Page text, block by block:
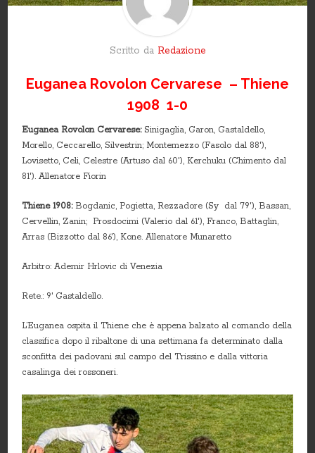
Scritto da Redazione
Euganea Rovolon Cervarese – Thiene
1908 1-0
Euganea Rovolon Cervarese:Sinigaglia, Garon, Gastaldello,
Morello, Ceccarello, Silvestrin; Montemezzo (Fasolo dal 88′),
Lovisetto, Celi, Celestre (Artuso dal 60′), Kerchuku (Chimento dal
81′). Allenatore Fiorin
Thiene 1908:Bogdanic, Pogietta, Rezzadore (Sy dal 79′), Bassan,
Cervellin, Zanin; Prosdocimi (Valerio dal 61′), Franco, Battaglin,
Arras (Bizzotto dal 86′), Kone. Allenatore Munaretto
Arbitro: Ademir Hrlovic di Venezia
Rete.: 9′ Gastaldello.
L’Euganea ospita il Thiene che è appena balzato al comando della
classifica dopo il ribaltone di una settimana fa determinato dalla
sconfitta dei padovani sul campo del Trissino e dalla vittoria
casalinga dei rossoneri.